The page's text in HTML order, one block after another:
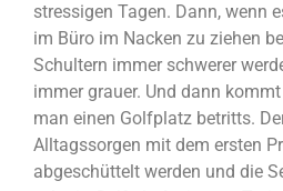
stressigen Tagen. Dann, wenn
im Büro im Nacken zu ziehen
Schultern immer schwerer
immer grauer. Und dann
man einen Golfplatz betritts.
Alltagssorgen mit dem ersten
abgeschüttelt werden und die